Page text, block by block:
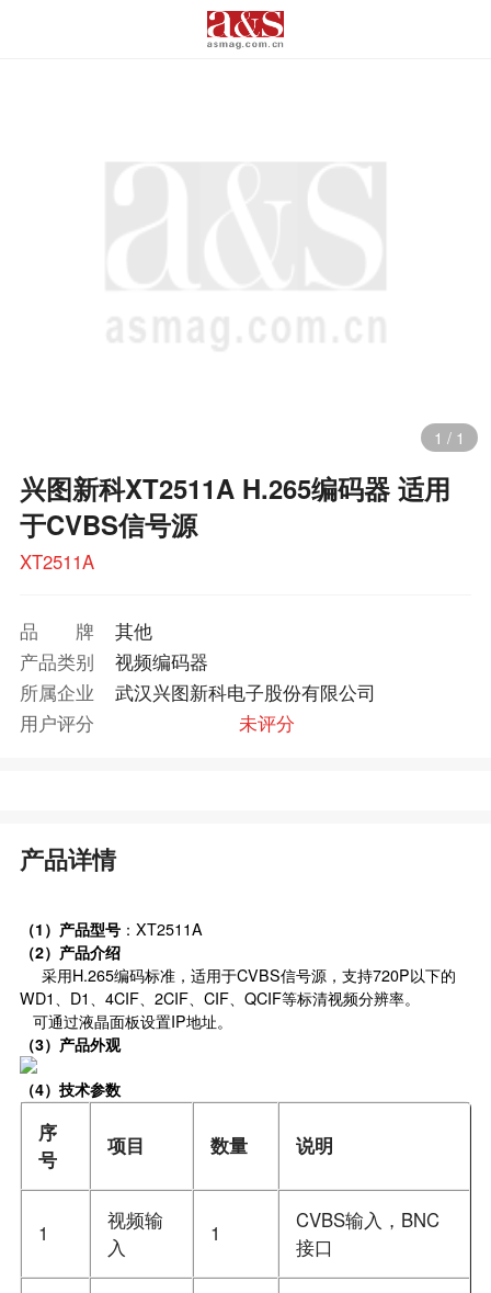
1 / 1
兴图新科XT2511A H.265编码器 适用
于CVBS信号源
XT2511A
品牌
其他
产品类别
视频编码器
所属企业
武汉兴图新科电子股份有限公司
用户评分
未评分
产品详情
（1）产品型号：XT2511A
（2）产品介绍
采用H.265编码标准，适用于CVBS信号源，支持720P以下的
WD1、D1、4CIF、2CIF、CIF、QCIF等标清视频分辨率。
可通过液晶面板设置IP地址。
（3） 产品外观
（4） 技术参数
序
号
项目 数量 说明
1
视频输
入
1
CVBS输入，BNC
接口